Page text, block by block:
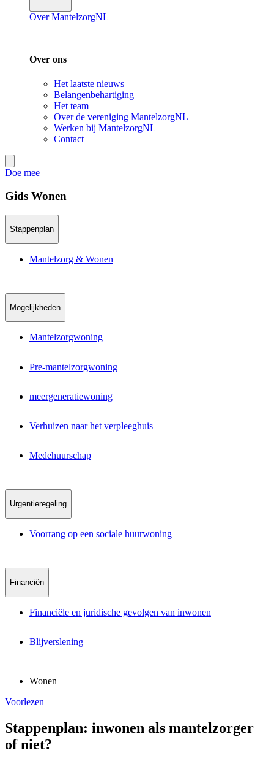
Over MantelzorgNL
Over ons
Het laatste nieuws
Belangenbehartiging
Het team
Over de vereniging MantelzorgNL
Werken bij MantelzorgNL
Contact
Doe mee
Gids Wonen
Stappenplan
Mantelzorg & Wonen
Mogelijkheden
Mantelzorgwoning
Pre-mantelzorgwoning
meergeneratiewoning
Verhuizen naar het verpleeghuis
Medehuurschap
Urgentieregeling
Voorrang op een sociale huurwoning
Financiën
Financiële en juridische gevolgen van inwonen
Blijverslening
Wonen
Voorlezen
Stappenplan: inwonen als mantelzorger
of niet?